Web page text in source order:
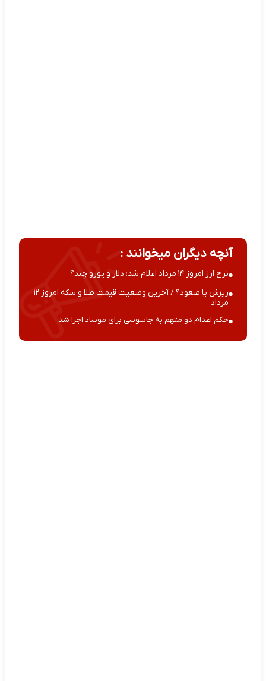
آنچه دیگران میخوانند :
نرخ ارز امروز ۱۴ مرداد اعلام شد؛ دلار و یورو چند؟
ریزش یا صعود؟ / آخرین وضعیت قیمت طلا و سکه امروز ۱۲
مرداد
حکم اعدام دو متهم به جاسوسی برای موساد اجرا شد